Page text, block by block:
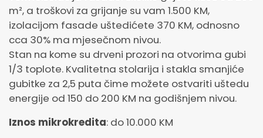
m², a troškovi za grijanje su vam 1.500 KM,
izolacijom fasade uštedićete 370 KM, odnosno
cca 30% ma mjesečnom nivou.
Stan na kome su drveni prozori na otvorima gubi
1/3 toplote. Kvalitetna stolarija i stakla smanjiće
gubitke za 2,5 puta čime možete ostvariti uštedu
energije od 150 do 200 KM na godišnjem nivou.
Iznos mikrokredita: do 10.000 KM